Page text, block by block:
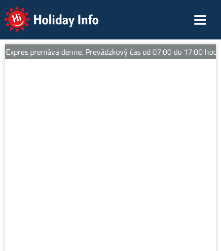
Holiday Info
premáva denne. Prevádzkový čas od 07:00 do 17:00